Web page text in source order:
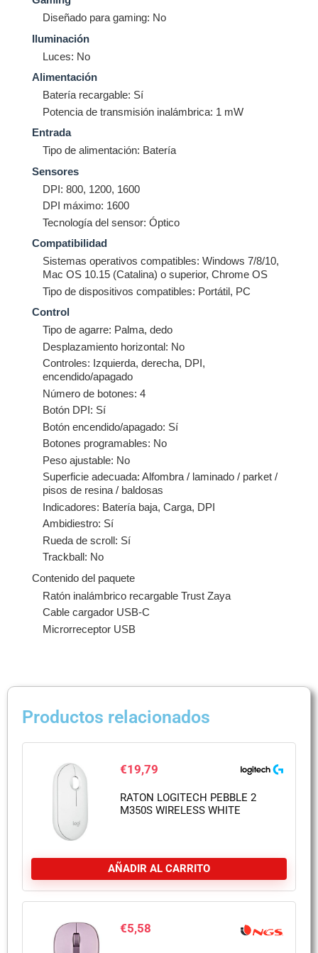
Diseñado para gaming: No
Iluminación
Luces: No
Alimentación
Batería recargable: Sí
Potencia de transmisión inalámbrica: 1 mW
Entrada
Tipo de alimentación: Batería
Sensores
DPI: 800, 1200, 1600
DPI máximo: 1600
Tecnología del sensor: Óptico
Compatibilidad
Sistemas operativos compatibles: Windows 7/8/10,
Mac OS 10.15 (Catalina) o superior, Chrome OS
Tipo de dispositivos compatibles: Portátil, PC
Control
Tipo de agarre: Palma, dedo
Desplazamiento horizontal: No
Controles: Izquierda, derecha, DPI,
encendido/apagado
Número de botones: 4
Botón DPI: Sí
Botón encendido/apagado: Sí
Botones programables: No
Peso ajustable: No
Superficie adecuada: Alfombra / laminado / parket /
pisos de resina / baldosas
Indicadores: Batería baja, Carga, DPI
Ambidiestro: Sí
Rueda de scroll: Sí
Trackball: No
Contenido del paquete
Ratón inalámbrico recargable Trust Zaya
Cable cargador USB-C
Microrreceptor USB
Productos relacionados
€19,79
RATON LOGITECH PEBBLE 2
M350S WIRELESS WHITE
AÑADIR AL CARRITO
€5,58